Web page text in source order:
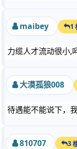
maibey 1
力缆人才流动很小,
大漠孤狼008
待遇能不能说下，
810707 3